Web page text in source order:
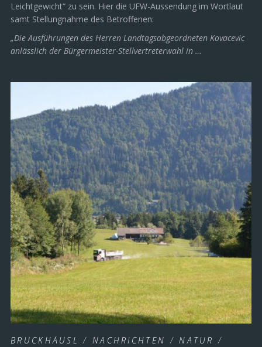
Leichtgewicht“ zu sein. Hier die UFW-Aussendung im Wortlaut
samt Stellungnahme des Betroffenen:
„Die Ausführungen des Herren Landtagsabgeordneten Kovacevic
anlässlich der Bürgermeister-Stellvertreterwahl in …
BRUCKHÄUSL / NACHRICHTEN /NATUR /